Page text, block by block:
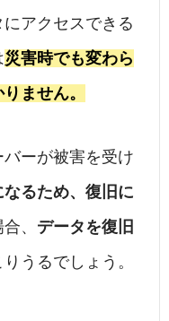
アクセスできる
災害時でも変わら
ません。
ーが被害を受け
るため、復旧に
、 データを復旧
うるでしょう。